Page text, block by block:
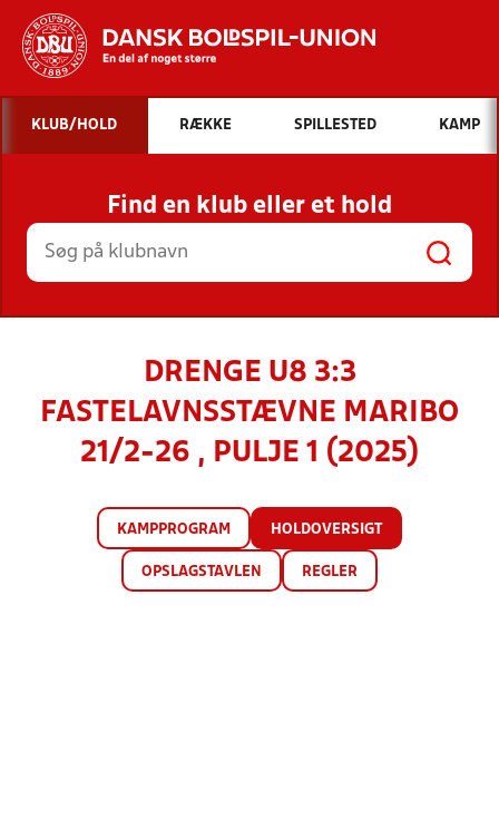
Hvad vil du søge efter?
INDHOLD OG NYHEDER
STILLINGER, RESULTATER, KLUBBER OG
HOLD
KLUB/HOLD RÆKKE SPILLESTED KAMP
Find en klub eller et hold
DRENGE U8 3:3
FASTELAVNSSTÆVNE MARIBO
21/2-26 , PULJE 1 (2025)
KAMPPROGRAM HOLDOVERSIGT
OPSLAGSTAVLEN REGLER